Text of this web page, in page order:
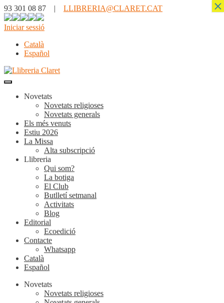
93 301 08 87 | LLIBRERIA@CLARET.CAT
Iniciar sessió
Català
Español
Novetats
Novetats religioses
Novetats generals
Els més venuts
Estiu 2026
La Missa
Alta subscripció
Llibreria
Qui som?
La botiga
El Club
Butlletí setmanal
Activitats
Blog
Editorial
Ecoedició
Contacte
Whatsapp
Català
Español
Novetats
Novetats religioses
×